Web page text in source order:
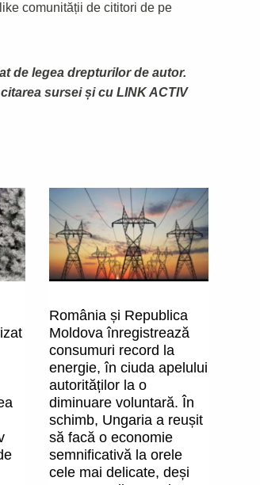
comunității de cititori de pe
de legea drepturilor de autor.
sursei și cu LINK ACTIV
România și Republica
Moldova înregistrează
consumuri record la
energie, în ciuda apelului
autorităților la o
diminuare voluntară. În
schimb, Ungaria a reușit
să facă o economie
semnificativă la orele
cele mai delicate, deși